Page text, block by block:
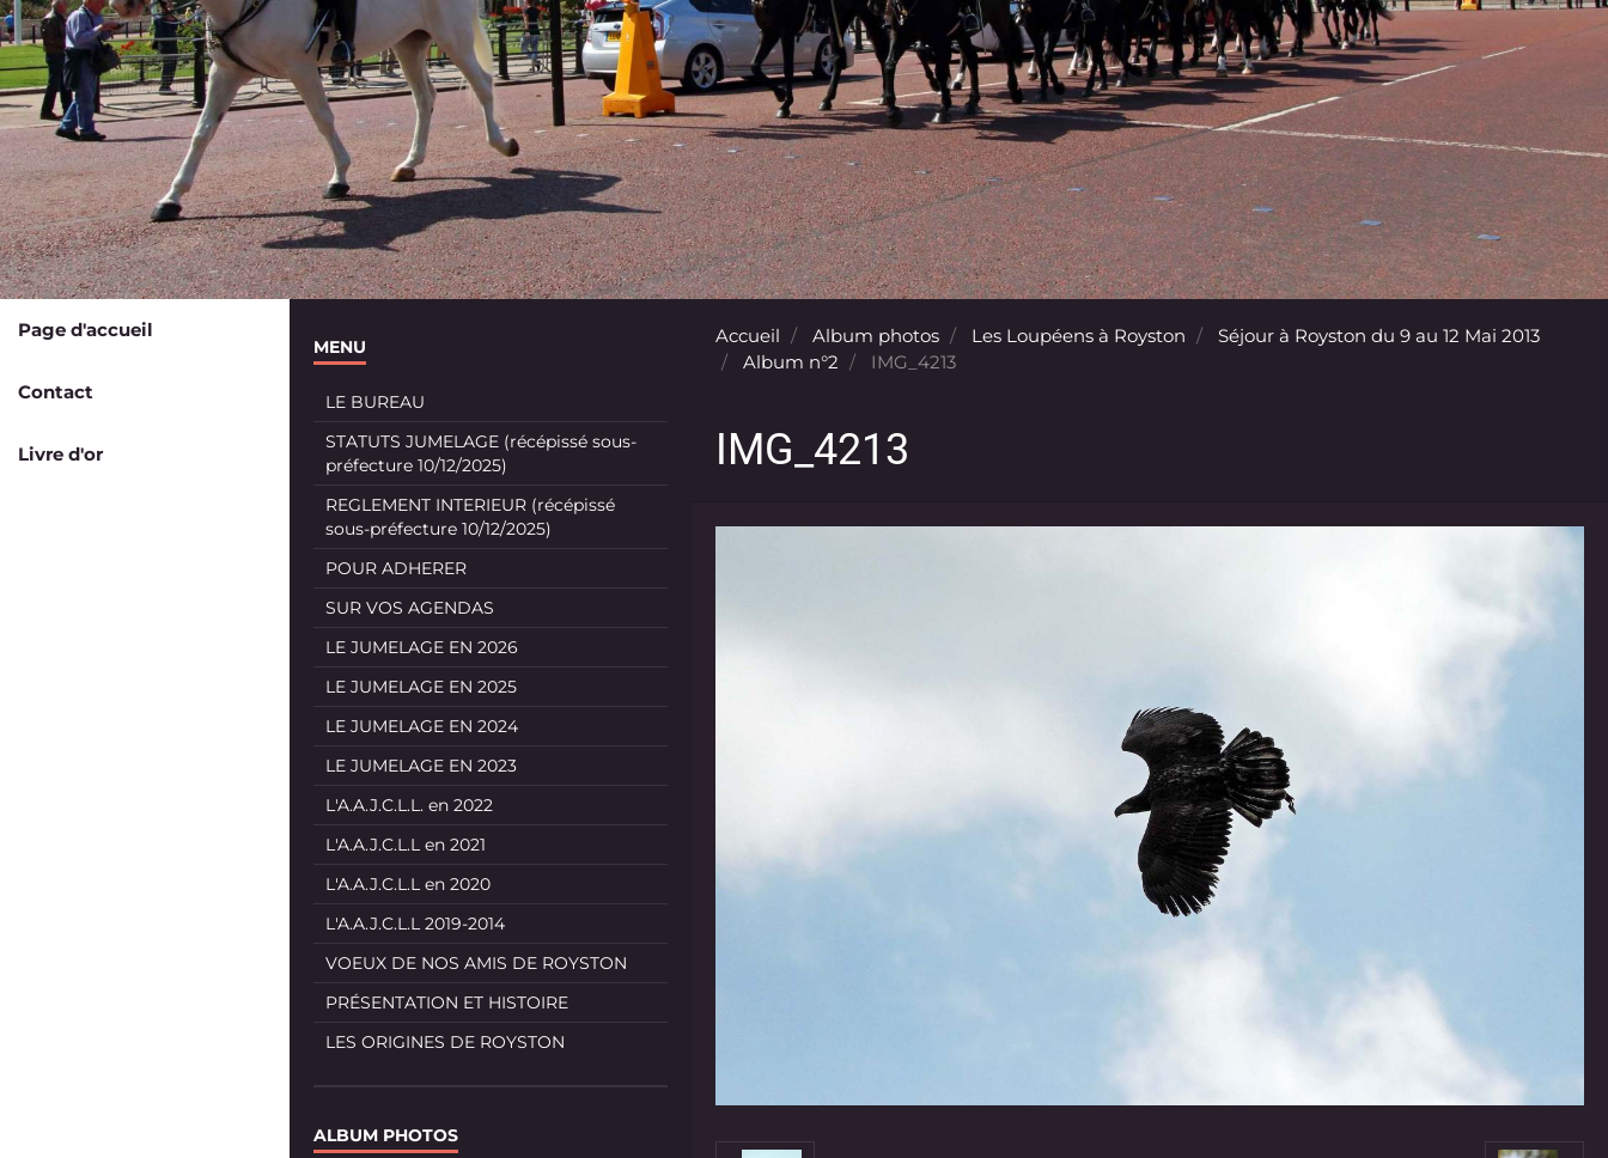
Page d'accueil
Contact
Livre d'or
Accueil Album photos Les Loupéens à Royston
Séjour à Royston du 9 au 12 Mai 2013
Album n°2
IMG_4213
IMG_4213
MENU
LE BUREAU
STATUTS JUMELAGE (récépissé sous-
préfecture 10/12/2025)
REGLEMENT INTERIEUR (récépissé
sous-préfecture 10/12/2025)
POUR ADHERER
SUR VOS AGENDAS
LE JUMELAGE EN 2026
LE JUMELAGE EN 2025
LE JUMELAGE EN 2024
LE JUMELAGE EN 2023
L'A.A.J.C.L.L. en 2022
L'A.A.J.C.L.L en 2021
L'A.A.J.C.L.L en 2020
L'A.A.J.C.L.L 2019-2014
VOEUX DE NOS AMIS DE ROYSTON
PRÉSENTATION ET HISTOIRE
LES ORIGINES DE ROYSTON
ALBUM PHOTOS